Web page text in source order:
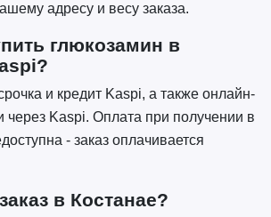
адресу и весу заказа.
глюкозамин в
и кредит Kaspi, а также онлайн-
через Kaspi. Оплата при получении в
- заказ оплачивается
в Костанае?